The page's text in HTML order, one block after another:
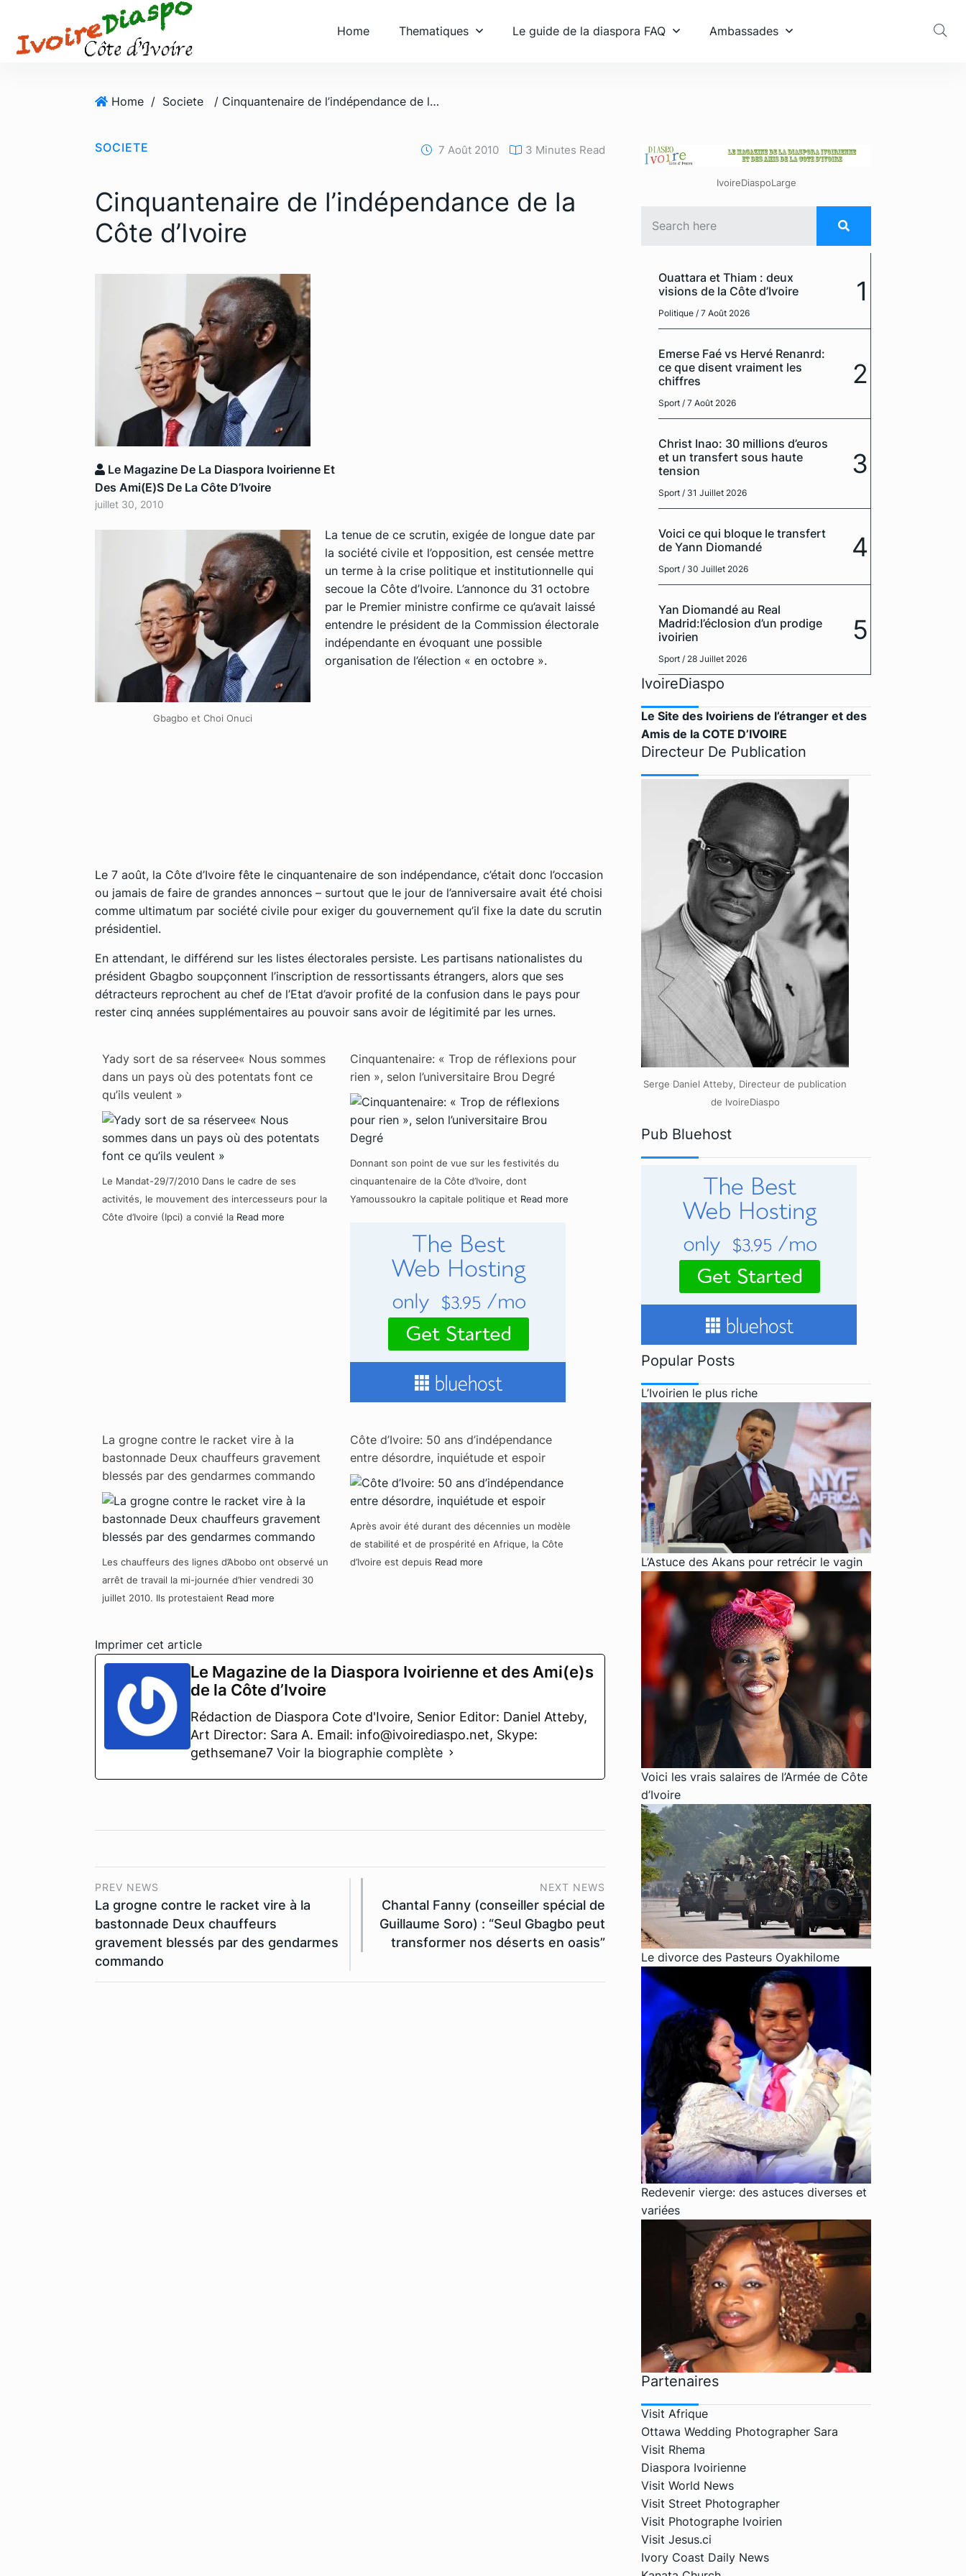
Home Thematiques Le guide de la diaspora FAQ Ambassades
Home / Societe / Cinquantenaire de l’indépendance de la Côte d’Ivoire
SOCIETE 7 Août 2010 3 Minutes Read
Cinquantenaire de l’indépendance de la
Côte d’Ivoire
Le Magazine De La Diaspora Ivoirienne Et
Des Ami(e)s De La Côte D’Ivoire
juillet 30, 2010
Gbagbo et Choi Onuci
La tenue de ce scrutin, exigée de longue date par
la société civile et l’opposition, est censée mettre
un terme à la crise politique et institutionnelle qui
secoue la Côte d’Ivoire. L’annonce du 31 octobre
par le Premier ministre confirme ce qu’avait laissé
entendre le président de la Commission électorale
indépendante en évoquant une possible
organisation de l’élection « en octobre ».
Le 7 août, la Côte d’Ivoire fête le cinquantenaire de son indépendance, c’était donc l’occasion
ou jamais de faire de grandes annonces – surtout que le jour de l’anniversaire avait été choisi
comme ultimatum par société civile pour exiger du gouvernement qu’il fixe la date du scrutin
présidentiel.
En attendant, le différend sur les listes électorales persiste. Les partisans nationalistes du
président Gbagbo soupçonnent l’inscription de ressortissants étrangers, alors que ses
détracteurs reprochent au chef de l’Etat d’avoir profité de la confusion dans le pays pour
rester cinq années supplémentaires au pouvoir sans avoir de légitimité par les urnes.
Yady sort de sa réservee« Nous sommes
dans un pays où des potentats font ce
qu’ils veulent »
Le Mandat-29/7/2010 Dans le cadre de ses
activités, le mouvement des intercesseurs pour la
Côte d’Ivoire (Ipci) a convié la Read more
Cinquantenaire: « Trop de réflexions pour
rien », selon l’universitaire Brou Degré
Donnant son point de vue sur les festivités du
cinquantenaire de la Côte d’Ivoire, dont
Yamoussoukro la capitale politique et Read more
La grogne contre le racket vire à la
bastonnade Deux chauffeurs gravement
blessés par des gendarmes commando
Les chauffeurs des lignes d’Abobo ont observé un
arrêt de travail la mi-journée d’hier vendredi 30
juillet 2010. Ils protestaient Read more
Côte d’Ivoire: 50 ans d’indépendance
entre désordre, inquiétude et espoir
Après avoir été durant des décennies un modèle
de stabilité et de prospérité en Afrique, la Côte
d’Ivoire est depuis Read more
Imprimer cet article
Le Magazine de la Diaspora Ivoirienne et des Ami(e)s
de la Côte d’Ivoire
Rédaction de Diaspora Cote d'Ivoire, Senior Editor: Daniel Atteby,
Art Director: Sara A. Email: info@ivoirediaspo.net, Skype:
gethsemane7 Voir la biographie complète
PREV NEWS
La grogne contre le racket vire à la
bastonnade Deux chauffeurs
gravement blessés par des gendarmes
commando
NEXT NEWS
Chantal Fanny (conseiller spécial de
Guillaume Soro) : “Seul Gbagbo peut
transformer nos déserts en oasis”
IvoireDiaspoLarge
Ouattara et Thiam : deux
visions de la Côte d’Ivoire
Politique / 7 Août 2026
1
Emerse Faé vs Hervé Renanrd:
ce que disent vraiment les
chiffres
Sport / 7 Août 2026
2
Christ Inao: 30 millions d’euros
et un transfert sous haute
tension
Sport / 31 Juillet 2026
3
Voici ce qui bloque le transfert
de Yann Diomandé
Sport / 30 Juillet 2026
4
Yan Diomandé au Real
Madrid:l’éclosion d’un prodige
ivoirien
Sport / 28 Juillet 2026
5
IvoireDiaspo
Le Site des Ivoiriens de l’étranger et des
Amis de la COTE D’IVOIRE
Directeur De Publication
Serge Daniel Atteby, Directeur de publication
de IvoireDiaspo
Pub Bluehost
Popular Posts
L’Ivoirien le plus riche
L’Astuce des Akans pour retrécir le vagin
Voici les vrais salaires de l’Armée de Côte
d’Ivoire
Le divorce des Pasteurs Oyakhilome
Redevenir vierge: des astuces diverses et
variées
Partenaires
Visit Afrique
Ottawa Wedding Photographer Sara
Visit Rhema
Diaspora Ivoirienne
Visit World News
Visit Street Photographer
Visit Photographe Ivoirien
Visit Jesus.ci
Ivory Coast Daily News